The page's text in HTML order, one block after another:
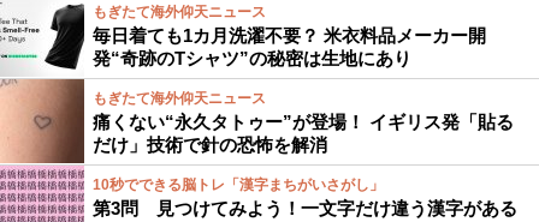
もぎたて海外仰天ニュース
毎日着ても1カ月洗濯不要？ 米衣料品メーカー開
発“奇跡のTシャツ”の秘密は生地にあり
もぎたて海外仰天ニュース
痛くない“永久タトゥー”が登場！ イギリス発「貼る
だけ」技術で針の恐怖を解消
10秒でできる脳トレ「漢字まちがいさがし」
第3問 見つけてみよう！一文字だけ違う漢字がある